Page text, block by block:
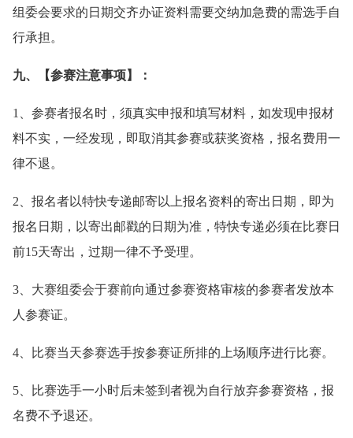
组委会要求的日期交齐办证资料需要交纳加急费的需选手自
行承担。
九、【参赛注意事项】：
1、参赛者报名时，须真实申报和填写材料，如发现申报材
料不实，一经发现，即取消其参赛或获奖资格，报名费用一
律不退。
2、报名者以特快专递邮寄以上报名资料的寄出日期，即为
报名日期，以寄出邮戳的日期为准，特快专递必须在比赛日
前15天寄出，过期一律不予受理。
3、大赛组委会于赛前向通过参赛资格审核的参赛者发放本
人参赛证。
4、比赛当天参赛选手按参赛证所排的上场顺序进行比赛。
5、比赛选手一小时后未签到者视为自行放弃参赛资格，报
名费不予退还。